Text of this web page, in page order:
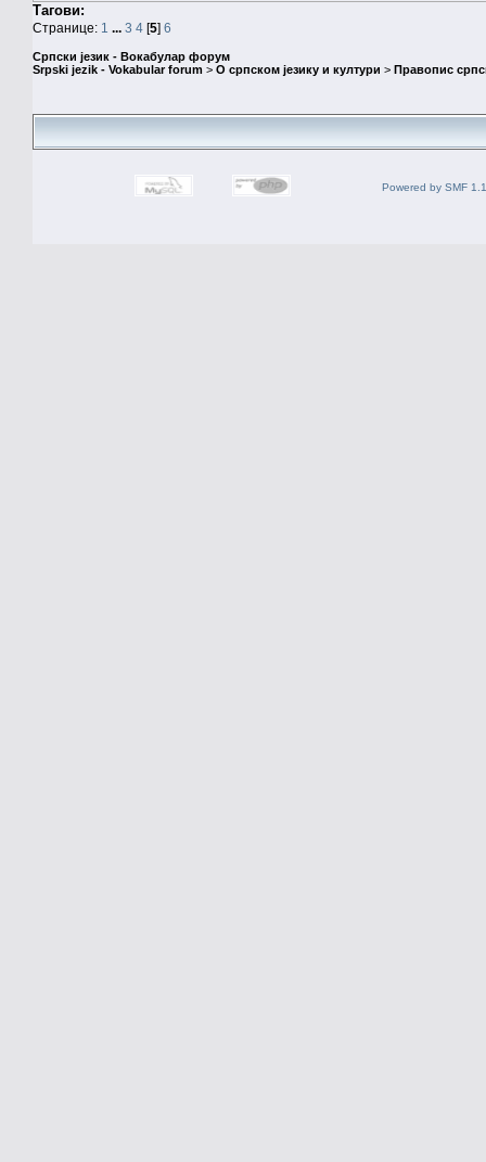
Тагови:
Странице: 1 ... 3 4 [5] 6
Српски језик - Вокабулар форум
Srpski jezik - Vokabular forum > О српском језику и култури > Правопис
Powered by SMF